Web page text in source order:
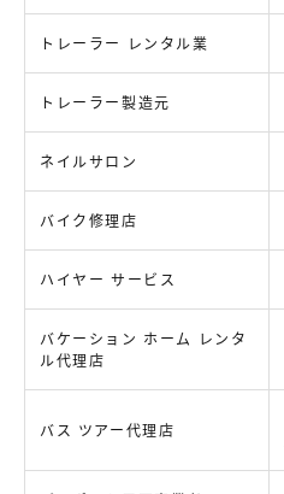
トレーラー レンタル業
トレーラー製造元
ネイルサロン
バイク修理店
ハイヤー サービス
バケーション ホーム レンタ
ル代理店
バス ツアー代理店